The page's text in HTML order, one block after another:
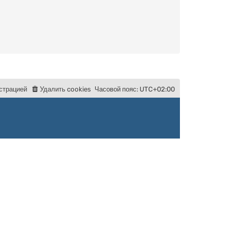
Часовой пояс: UTC+02:00
Удалить cookies
трацией